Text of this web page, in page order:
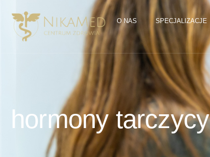
O NAS SPECJALIZACJE
hormony tarczycy